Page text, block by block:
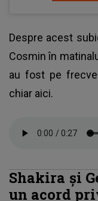
Despre acest
Cosmin în
au fost pe
chiar aici.
Shakira și
un acord